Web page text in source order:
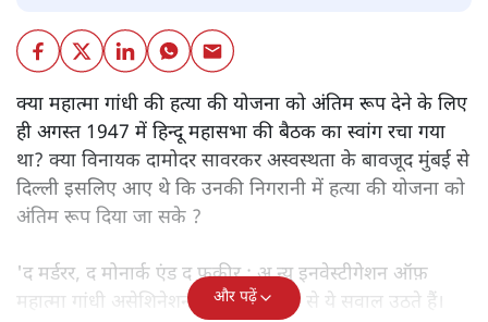
क्या महात्मा गांधी की हत्या की योजना को अंतिम रूप देने के लिए
ही अगस्त 1947 में हिन्दू महासभा की बैठक का स्वांग रचा गया
था? क्या विनायक दामोदर सावरकर अस्वस्थता के बावजूद मुंबई से
दिल्ली इसलिए आए थे कि उनकी निगरानी में हत्या की योजना को
अंतिम रूप दिया जा सके ?
'द मर्डरर, द मोनार्क एंड द फ़कीर : अ न्यू इनवेस्टीगेशन ऑफ़
महात्मा गांधी असेशिनेशन' नामक किताब से ये सवाल उठते हैं।
और पढ़ें